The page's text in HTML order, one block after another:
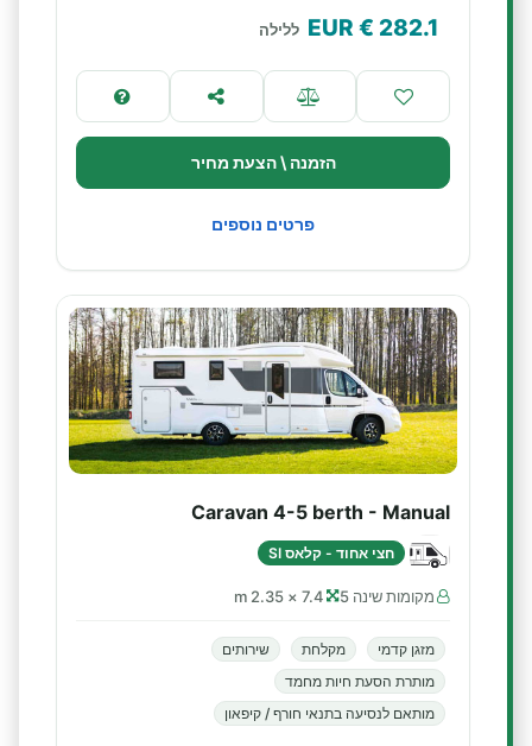
282.1
€ EUR ללילה
הזמנה \ הצעת מחיר
פרטים נוספים
Caravan 4-5 berth - Manual
חצי אחוד - קלאס SI
מקומות שינה 5 7.4 × 2.35 m
מזגן קדמי מקלחת
שירותים
מותרת הסעת חיות מחמד
מותאם לנסיעה בתנאי חורף / קיפאון